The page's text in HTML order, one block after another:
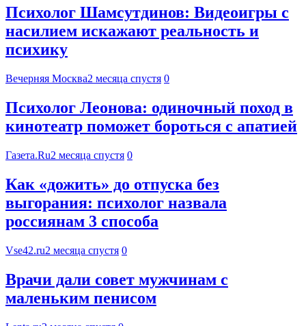
Психолог Шамсутдинов: Видеоигры с
насилием искажают реальность и
психику
Вечерняя Москва2 месяца спустя 0
Психолог Леонова: одиночный поход в
кинотеатр поможет бороться с апатией
Газета.Ru2 месяца спустя 0
Как «дожить» до отпуска без
выгорания: психолог назвала
россиянам 3 способа
Vse42.ru2 месяца спустя 0
Врачи дали совет мужчинам с
маленьким пенисом